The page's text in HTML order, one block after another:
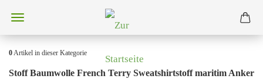
0Artikel in dieser Kategorie
Stoff Baumwolle French Terry Sweatshirtstoff maritim Anker